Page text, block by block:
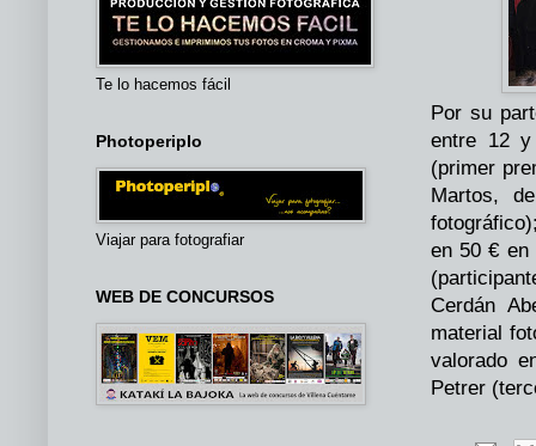
Por su
entre 12 y
(primer
Martos,
en 50 € en
Cerdán
material
valorado
Petrer
Te lo hacemos fácil
Photoperiplo
Viajar para fotografiar
WEB DE CONCURSOS